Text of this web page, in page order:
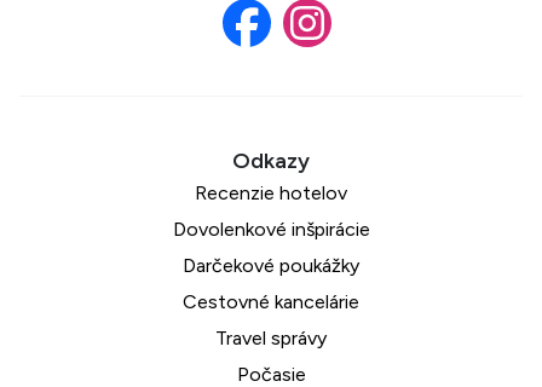
Recenzie hotelov
Dovolenkové inšpirácie
Darčekové poukážky
Cestovné kancelárie
Travel správy
Počasie